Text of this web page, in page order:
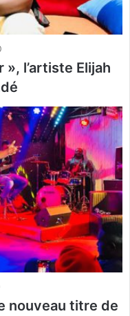
», l’artiste Elijah
nouveau titre de